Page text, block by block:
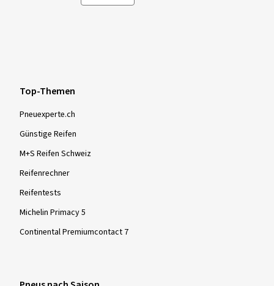
Top-Themen
Pneuexperte.ch
Günstige Reifen
M+S Reifen Schweiz
Reifenrechner
Reifentests
Michelin Primacy 5
Continental Premiumcontact 7